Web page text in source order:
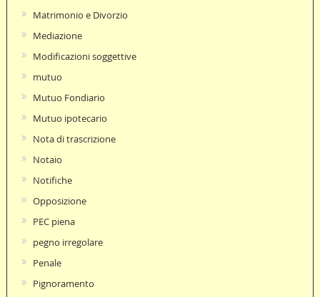
Matrimonio e Divorzio
Mediazione
Modificazioni soggettive
mutuo
Mutuo Fondiario
Mutuo ipotecario
Nota di trascrizione
Notaio
Notifiche
Opposizione
PEC piena
pegno irregolare
Penale
Pignoramento